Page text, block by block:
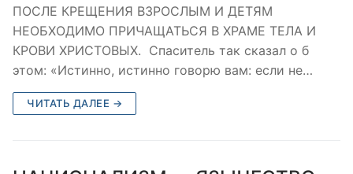
ПОСЛЕ КРЕЩЕНИЯ ВЗРОСЛЫМ И ДЕТЯМ
НЕОБХОДИМО ПРИЧАЩАТЬСЯ В ХРАМЕ ТЕЛА И
КРОВИ ХРИСТОВЫХ. Спаситель так сказал о б
этом: «Истинно, истинно говорю вам: если не…
ЧИТАТЬ ДАЛЕЕ →